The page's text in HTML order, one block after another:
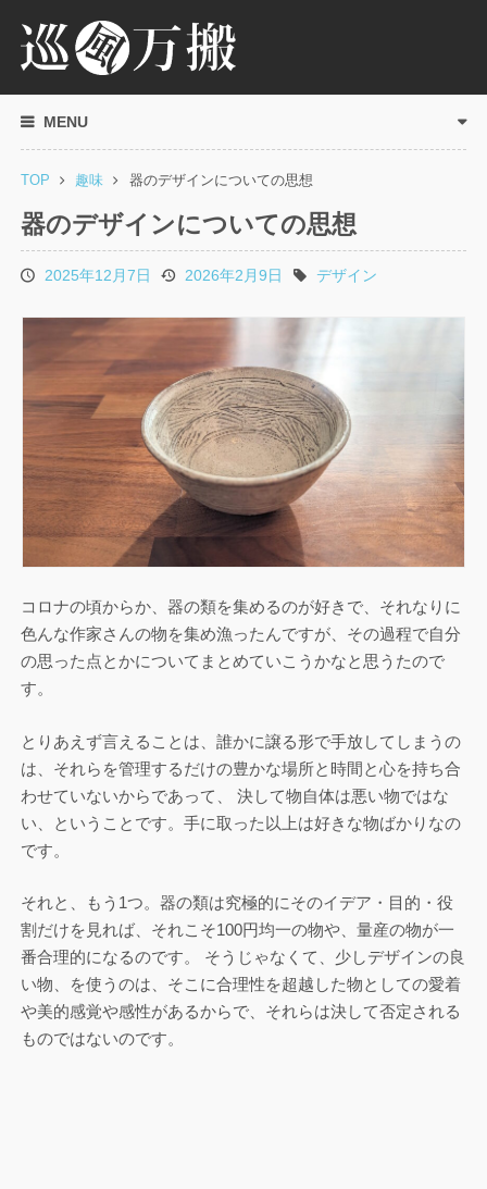
MENU
TOP 趣味 器のデザインについての思想
器のデザインについての思想
投2025年12月7日
更2026年2月9日
タデザイン
コロナの頃からか、器の類を集めるのが好きで、それなりに
色んな作家さんの物を集め漁ったんですが、その過程で自分
の思った点とかについてまとめていこうかなと思うたので
す。
とりあえず言えることは、誰かに譲る形で手放してしまうの
は、それらを管理するだけの豊かな場所と時間と心を持ち合
わせていないからであって、 決して物自体は悪い物ではな
い、ということです。手に取った以上は好きな物ばかりなの
です。
それと、もう1つ。器の類は究極的にそのイデア・目的・役
割だけを見れば、それこそ100円均一の物や、量産の物が一
番合理的になるのです。 そうじゃなくて、少しデザインの良
い物、を使うのは、そこに合理性を超越した物としての愛着
や美的感覚や感性があるからで、それらは決して否定される
ものではないのです。